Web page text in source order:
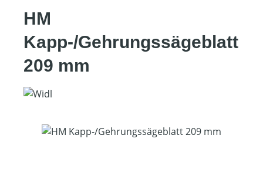
HM
Kapp-/Gehrungssägeblatt
209 mm
Bildergalerie überspringen